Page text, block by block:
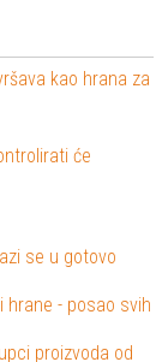
kao hrana za
će
se u gotovo
hrane - posao svih
proizvoda od